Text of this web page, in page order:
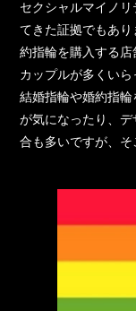
セクシャルマイノ
てきた証拠でもあ
約指輪を購入する
カップルが多くいら
結婚指輪や婚約指
が気になったり、
合も多いですが、そ